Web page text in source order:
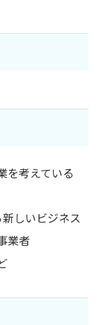
を考えている
しいビジネス
業者